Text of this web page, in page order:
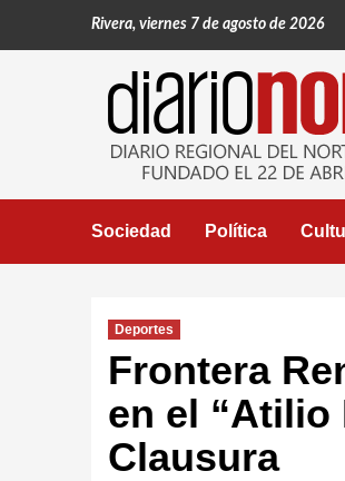
Rivera, viernes 7 de agosto de 2026
Sociedad Política
Deportes
Frontera
en el “Atilio
Clausura